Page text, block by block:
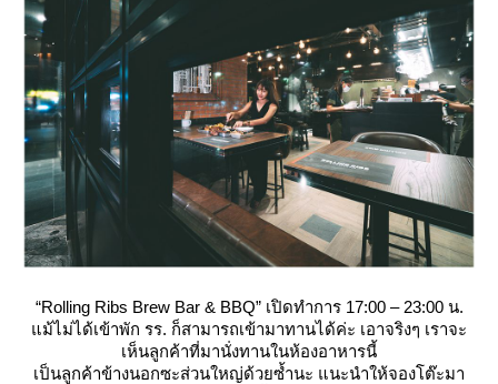
“Rolling Ribs Brew Bar & BBQ” เปิดทำการ 17:00 – 23:00 น.
ม้ไม่ได้เข้าพัก รร. ก็สามารถเข้ามาทานได้ค่ะ เอาจริงๆ เราจะ
เห็นลูกค้าที่มานั่งทานในห้องอาหารนี้
เป็นลูกค้าข้างนอกซะส่วนใหญ่ด้วยซ้ำนะ แนะนำให้จองโต๊ะมา